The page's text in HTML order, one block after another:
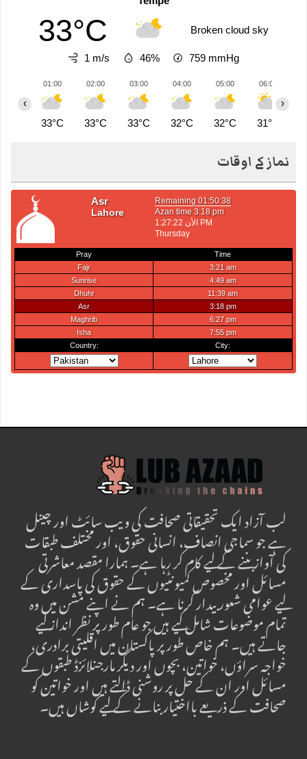
33°C Broken cloud sky
1 m/s 46% 759 mmHg
01:00
33°C
02:00
33°C
03:00
33°C
04:00
32°C
05:00
32°C
06:00
31°C
‹ ›
نماز کے اوقات
لب آزاد ایک تحقیقاتی صحافت کی ویب سائٹ اور چینل
ہے جو سماجی انصاف، انسانی حقوق، اور مختلف طبقات
کی آواز بننے کے لیے کام کر رہا ہے۔ ہمارا مقصد معاشرتی
مسائل اور مخصوص کمیونٹیوں کے حقوق کی پاسداری کے
لیے عوامی شعور بیدار کرنا ہے۔ ہم نے اپنے مشن میں وہ
تمام موضوعات شامل کیے ہیں جو عام طور پر نظر انداز کیے
جاتے ہیں۔ ہم خاص طور پر پاکستان میں اقلیتی برادری،
خواجہ سراؤں، خواتین، بچوں اور دیگر مارجنلائزڈ طبقوں کے
مسائل اور ان کے حل پر روشنی ڈالتے ہیں اور خواتین کو
صحافت کے ذریعے بااختیار بنانے کے لیے کوشاں ہیں۔